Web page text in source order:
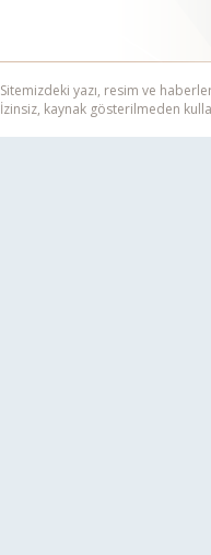
Sitemizdeki yazı, resim ve
İzinsiz, kaynak gösterilmeden